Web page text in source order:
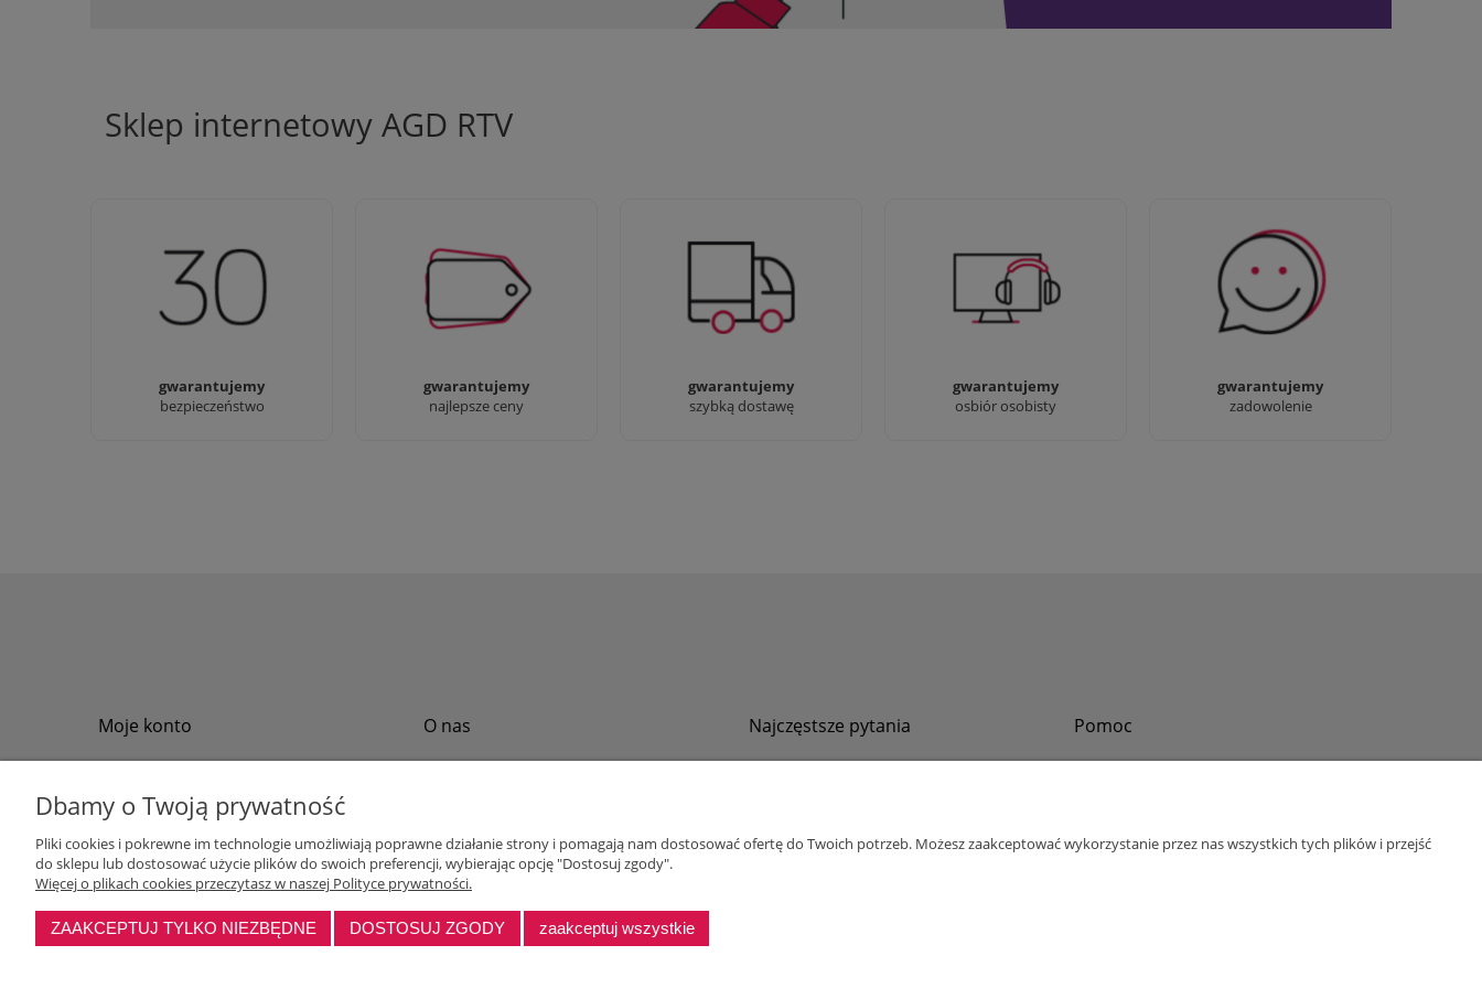
Sklep internetowy AGD RTV
gwarantujemy
bezpieczeństwo
Jesteśmy firmą z 30-letnim
doświadczeniem
gwarantujemy
najlepsze ceny
Ciężko pracujemy aby zapewnić
najlepsze oferty
gwarantujemy
szybką dostawę
90% dostaw następnego dnia,
bez dopłat!
gwarantujemy
osbiór osobisty
Jesteśmy prawdziwi :) możesz
przyjść i zobaczyć nasze sklepy
gwarantujemy
zadowolenie
Sprawdź nasze 100%
zadowolenia Klientów
Moje konto
Przechowalnia
Ustawienia konta
O nas
Polityka prywatności
Program lojalnościowy dla firm
Najczęstsze pytania Pomoc
bok@abinvest.info
Dbamy o Twoją prywatność
Pliki cookies i pokrewne im technologie umożliwiają poprawne działanie strony i pomagają nam dostosować ofertę do Twoich potrzeb. Możesz zaakceptować wykorzystanie przez nas wszystkich tych plików i przejść
do sklepu lub dostosować użycie plików do swoich preferencji, wybierając opcję "Dostosuj zgody".
Więcej o plikach cookies przeczytasz w naszej Polityce prywatności.
ZAAKCEPTUJ TYLKO NIEZBĘDNE DOSTOSUJ ZGODY zaakceptuj wszystkie